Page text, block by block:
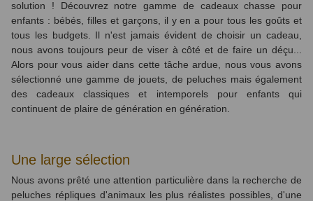
solution ! Découvrez notre gamme de cadeaux chasse pour
enfants : bébés, filles et garçons, il y en a pour tous les goûts et
tous les budgets. Il n'est jamais évident de choisir un cadeau,
nous avons toujours peur de viser à côté et de faire un déçu...
Alors pour vous aider dans cette tâche ardue, nous vous avons
sélectionné une gamme de jouets, de peluches mais également
des cadeaux classiques et intemporels pour enfants qui
continuent de plaire de génération en génération.
Une large sélection
Nous avons prêté une attention particulière dans la recherche de
peluches répliques d'animaux les plus réalistes possibles, d'une